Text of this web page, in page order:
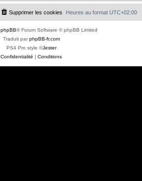
Heures au format UTC+02:00
Supprimer les cookies
phpBB® Forum Software © phpBB Limited
Traduit parphpBB-fr.com
PS4 Pro style ©Jester
Confidentialité | Conditions